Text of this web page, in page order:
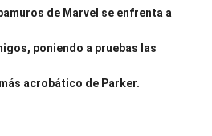
de Marvel se enfrenta a
poniendo a pruebas las
acrobático de Parker.